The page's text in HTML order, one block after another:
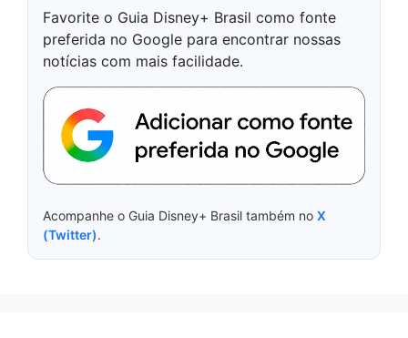
Favorite o Guia Disney+ Brasil como fonte
preferida no Google para encontrar nossas
notícias com mais facilidade.
Acompanhe o Guia Disney+ Brasil também no X
(Twitter).